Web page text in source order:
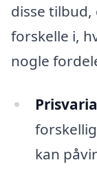
disse
forskelle i,
nogle
kan